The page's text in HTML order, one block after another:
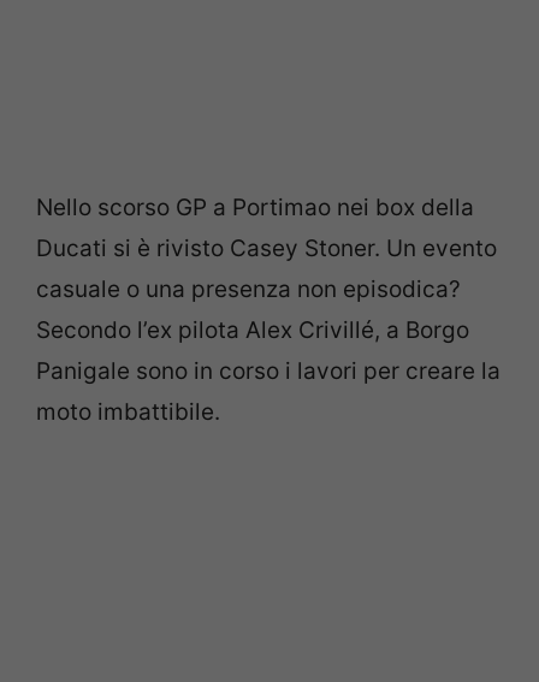
Nello scorso GP a Portimao nei box della
Ducati si è rivisto Casey Stoner. Un evento
casuale o una presenza non episodica?
Secondo l’ex pilota Alex Crivillé, a Borgo
Panigale sono in corso i lavori per creare la
moto imbattibile.